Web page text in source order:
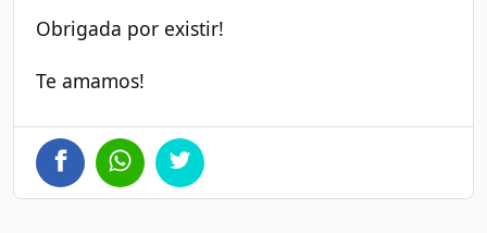
Obrigada por existir!
Te amamos!